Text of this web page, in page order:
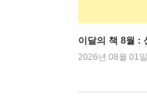
이달의 책 8월 :
2026년 08월 01